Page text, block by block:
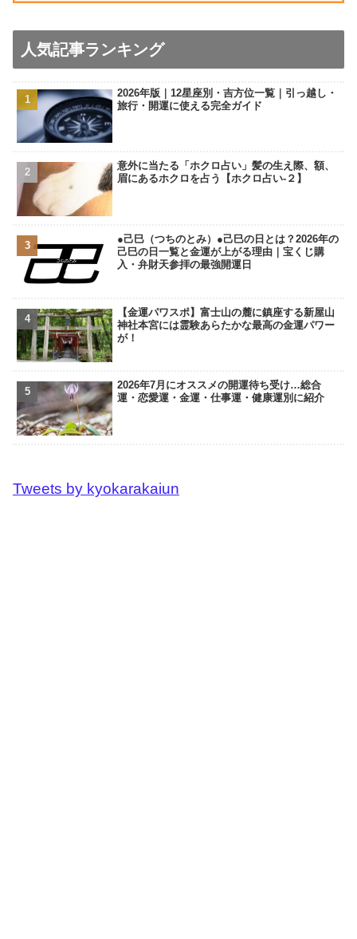
人気記事ランキング
2026年版｜12星座別・吉方位一覧｜引っ越し・
旅行・開運に使える完全ガイド
意外に当たる「ホクロ占い」髪の生え際、額、
眉にあるホクロを占う【ホクロ占い‐２】
●己巳（つちのとみ）●己巳の日とは？2026年の
己巳の日一覧と金運が上がる理由｜宝くじ購
入・弁財天参拝の最強開運日
【金運パワスポ】富士山の麓に鎮座する新屋山
神社本宮には霊験あらたかな最高の金運パワー
が！
2026年7月にオススメの開運待ち受け…総合
運・恋愛運・金運・仕事運・健康運別に紹介
Tweets by kyokarakaiun